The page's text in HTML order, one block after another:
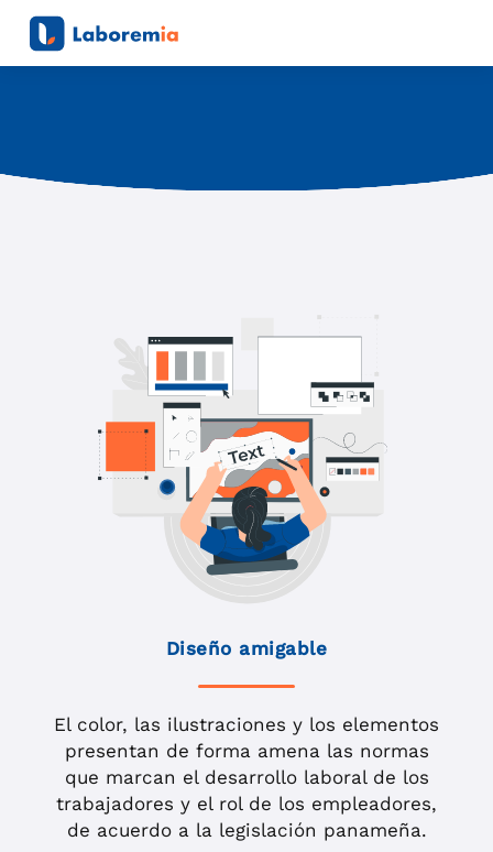
Diseño amigable
El color, las ilustraciones y los elementos
presentan de forma amena las normas
que marcan el desarrollo laboral de los
trabajadores y el rol de los empleadores,
de acuerdo a la legislación panameña.